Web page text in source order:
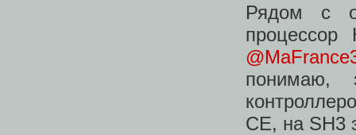
Рядом с
понимаю,
CE, на SH3